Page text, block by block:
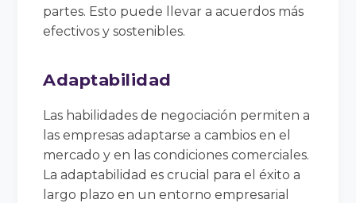
partes. Esto puede llevar a acuerdos más
efectivos y sostenibles.
Adaptabilidad
Las habilidades de negociación permiten a
las empresas adaptarse a cambios en el
mercado y en las condiciones comerciales.
La adaptabilidad es crucial para el éxito a
largo plazo en un entorno empresarial